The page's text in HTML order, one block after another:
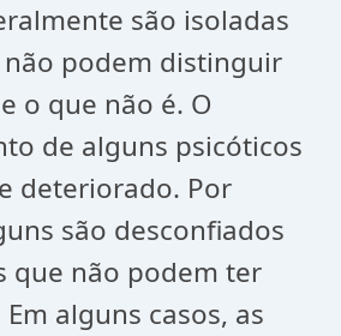
são isoladas
podem distinguir
o que não é. O
de alguns psicóticos
deteriorado. Por
são desconfiados
que não podem ter
alguns casos, as